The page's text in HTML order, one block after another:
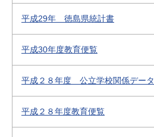
平成29年 徳島県統計書
平成30年度教育便覧
平成２８年度 公立学校関係データ
平成２８年度教育便覧